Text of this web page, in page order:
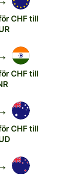
CHF till
CHF till
CHF till